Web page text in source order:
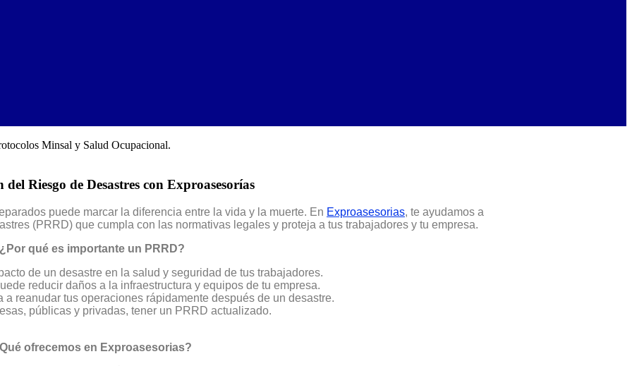
Riesgo de Desastres con Exproasesorías
puede marcar la diferencia entre la vida y la muerte. En Exproasesorias, te ayudamos a
(PRRD) que cumpla con las normativas legales y proteja a tus trabajadores y tu empresa.
¿Por qué es importante un PRRD?
de un desastre en la salud y seguridad de tus trabajadores.
reducir daños a la infraestructura y equipos de tu empresa.
reanudar tus operaciones rápidamente después de un desastre.
públicas y privadas, tener un PRRD actualizado.
ofrecemos en Exproasesorias?